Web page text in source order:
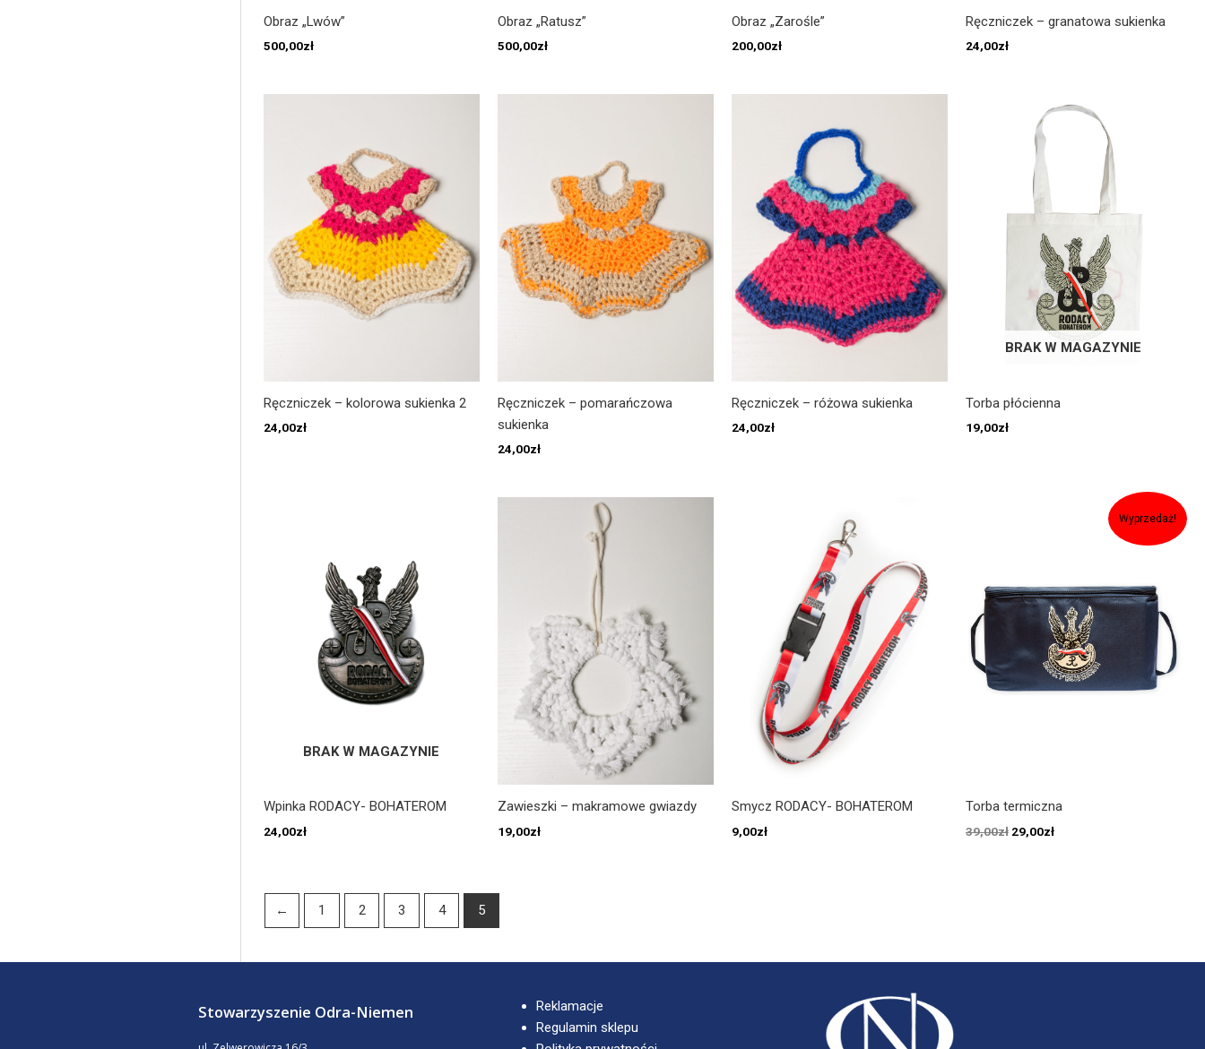
Obraz „Lwów”
500,00zł
Obraz „Ratusz”
500,00zł
Obraz „Zarośle”
200,00zł
Ręczniczek – granatowa sukienka
24,00zł
Ręczniczek – kolorowa sukienka 2
24,00zł
Ręczniczek – pomarańczowa
sukienka
24,00zł
Ręczniczek – różowa sukienka
24,00zł
BRAK W MAGAZYNIE
Torba płócienna
19,00zł
BRAK W MAGAZYNIE
Wpinka RODACY- BOHATEROM
24,00zł
Zawieszki – makramowe gwiazdy
19,00zł
Smycz RODACY- BOHATEROM
9,00zł
Wyprzedaż!
Torba termiczna
39,00zł 29,00zł
← 1 2 3 4 5
Stowarzyszenie Odra-Niemen
Reklamacje
Regulamin sklepu